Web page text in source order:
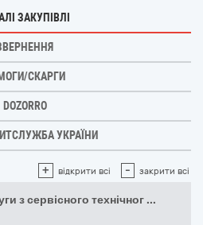
ЗАКУПІВЛІ
СКАРГИ
DOZORRO
УКРАЇНИ
+ відкрити всі - закрити всі
з сервісного технічног ...